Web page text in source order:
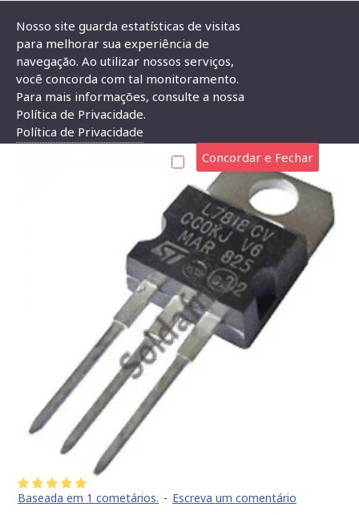
Circuito Integrado LM7818
CIRCUITO INTEGRADO LM7818
Baseada em 1 cometários. - Escreva um comentário
Nosso site guarda estatísticas de visitas
para melhorar sua experiência de
navegação. Ao utilizar nossos serviços,
você concorda com tal monitoramento.
Para mais informações, consulte a nossa
Política de Privacidade.
Política de Privacidade
Concordar e Fechar